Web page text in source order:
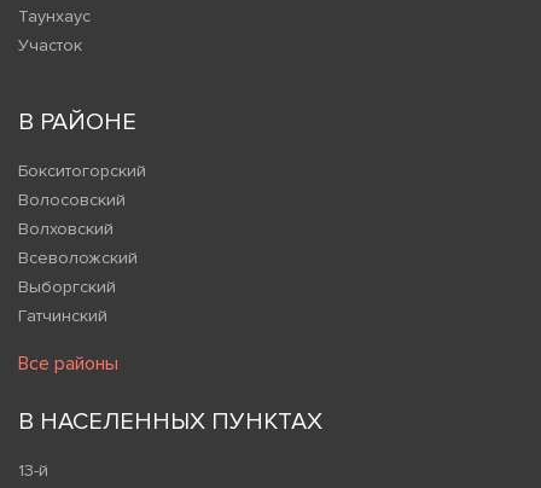
Таунхаус
Участок
В РАЙОНЕ
Бокситогорский
Волосовский
Волховский
Всеволожский
Выборгский
Гатчинский
Все районы
В НАСЕЛЕННЫХ ПУНКТАХ
13-й